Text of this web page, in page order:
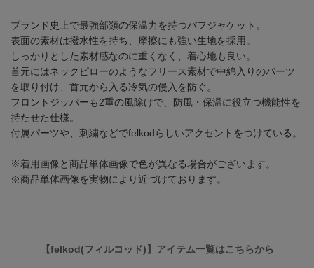
ブランド史上で最強部類の保温力を持つパフジャケット。
表面の素材は撥水性を持ち、摩擦にも強い生地を採用。
しっかりとした素材感なのに重くなく、着心地も良い。
首元にはネックピローのようなフリース素材で中綿入りのパーツ
を取り付け、首元から入る冷気の侵入を防ぐ。
フロントジッパーも2重の風除けで、防風・保温に役立つ機能性を
持たせた仕様。
付属パーツや、刺繍などでfelkodらしいアクセントをつけている。
※着用画像と商品単体画像で色が異なる場合がございます。
※商品単体画像を実物により近づけております。
【felkod(フィルコッド)】アイテム一覧はこちらから